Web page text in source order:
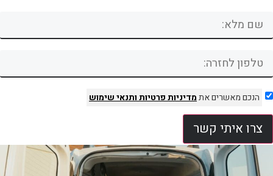
הנכם מאשרים אתמדיניות פרטיותותנאי שימוש
צרו איתי קשר